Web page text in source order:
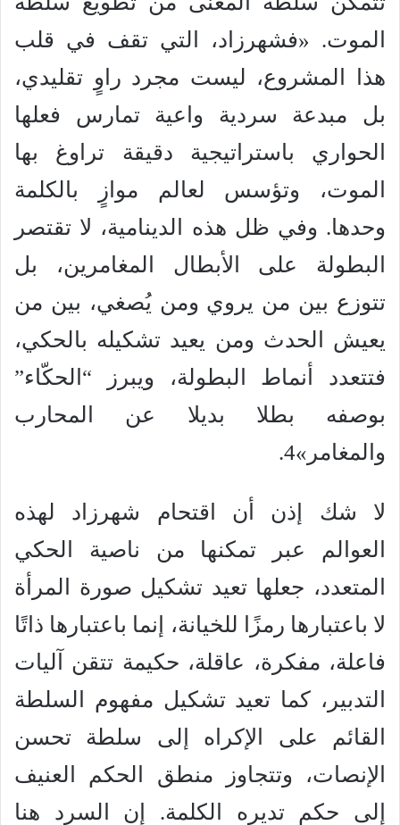
الموت. «فشهرزاد، التي تقف في قلب
هذا المشروع، ليست مجرد راوٍ تقليدي،
بل مبدعة سردية واعية تمارس فعلها
الحواري باستراتيجية دقيقة تراوغ بها
الموت، وتؤسس لعالم موازٍ بالكلمة
وحدها. وفي ظل هذه الدينامية، لا تقتصر
البطولة على الأبطال المغامرين، بل
تتوزع بين من يروي ومن يُصغي، بين من
يعيش الحدث ومن يعيد تشكيله بالحكي،
فتتعدد أنماط البطولة، ويبرز “الحكّاء”
بوصفه بطلا بديلا عن المحارب
والمغامر»4.
لا شك إذن أن اقتحام شهرزاد لهذه
العوالم عبر تمكنها من ناصية الحكي
المتعدد، جعلها تعيد تشكيل صورة المرأة
لا باعتبارها رمزًا للخيانة، إنما باعتبارها ذاتًا
فاعلة، مفكرة، عاقلة، حكيمة تتقن آليات
التدبير، كما تعيد تشكيل مفهوم السلطة
القائم على الإكراه إلى سلطة تحسن
الإنصات، وتتجاوز منطق الحكم العنيف
إلى حكم تديره الكلمة. إن السرد هنا